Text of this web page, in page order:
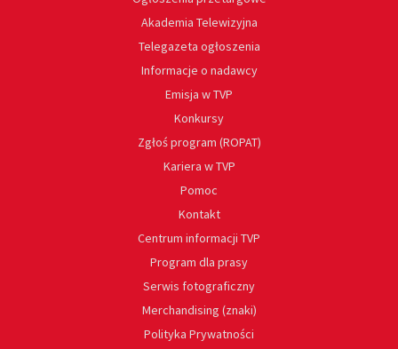
Akademia Telewizyjna
Telegazeta ogłoszenia
Informacje o nadawcy
Emisja w TVP
Konkursy
Zgłoś program (ROPAT)
Kariera w TVP
Pomoc
Kontakt
Centrum informacji TVP
Program dla prasy
Serwis fotograficzny
Merchandising (znaki)
Polityka Prywatności